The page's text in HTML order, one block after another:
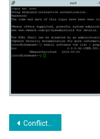
Yazı
Conflicting VIBs while upgrading ESXi 6.0 to ESXi 6.5 on Dell PowerEdge R920 Server